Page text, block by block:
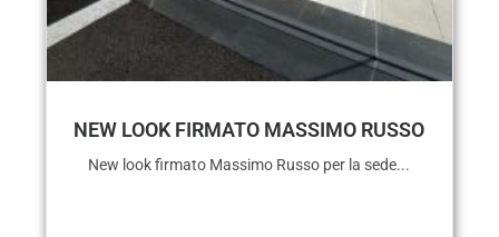
NEW LOOK FIRMATO MASSIMO RUSSO
New look firmato Massimo Russo per la sede...